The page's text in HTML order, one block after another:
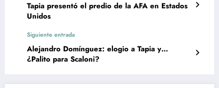
Tapia presentó el predio de la AFA en Estados
Unidos
Siguiente entrada
Alejandro Domínguez: elogio a Tapia y…
¿Palito para Scaloni?